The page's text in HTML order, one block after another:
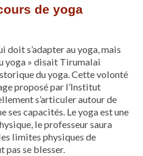
de yoga
doit s’adapter au yoga, mais
yoga » disait Tirumalai
du yoga. Cette volonté
proposé par l’Institut
s’articuler autour de
ses capacités. Le yoga est une
le professeur saura
limites physiques de
pas se blesser.